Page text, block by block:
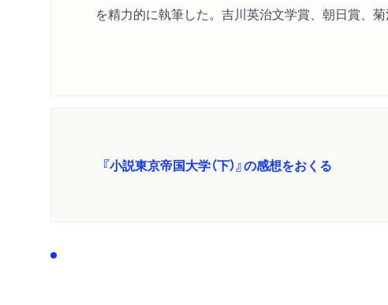
を精力的に執筆した。吉川英治文学賞、朝日賞、
『小説東京帝国大学（下）』の感想をおくる